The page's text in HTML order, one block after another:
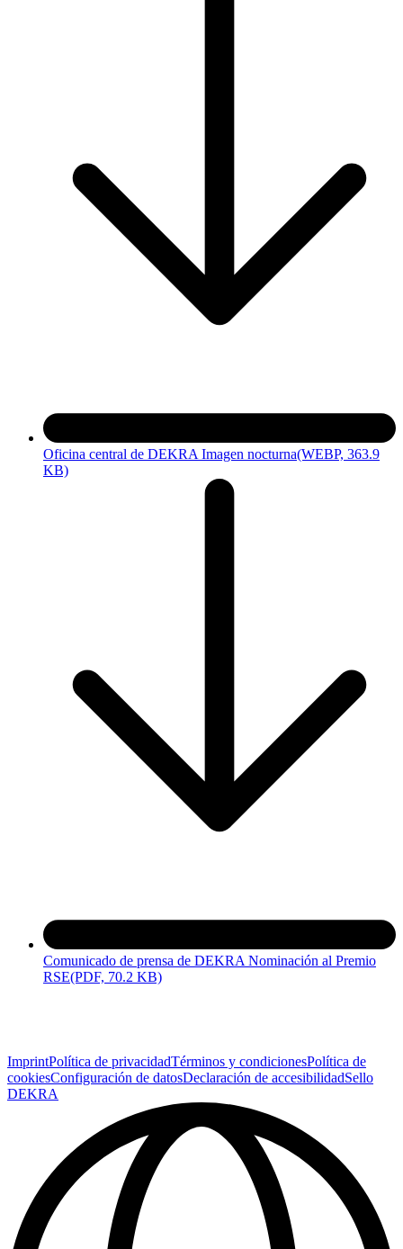
Oficina central de DEKRA Imagen nocturna(WEBP, 363.9
KB)
Comunicado de prensa de DEKRA Nominación al Premio
RSE(PDF, 70.2 KB)
ImprintPolítica de privacidadTérminos y condicionesPolítica de
cookiesConfiguración de datosDeclaración de accesibilidadSello
DEKRA